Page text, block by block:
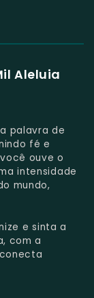
Aleluia
palavra de
fé e
ouve o
intensidade
mundo,
e sinta a
com a